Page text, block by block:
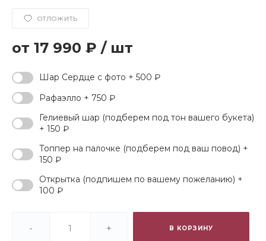
ОТЛОЖИТЬ
17 990 ₽ / шт
Шар Сердце с фото + 500 ₽
Рафаэлло + 750 ₽
Гелиевый шар (подберем под тон вашего букета)
+ 150 ₽
Топпер на палочке (подберем под ваш повод) +
150 ₽
Открытка (подпишем по вашему пожеланию) +
100 ₽
- + В КОРЗИНУ